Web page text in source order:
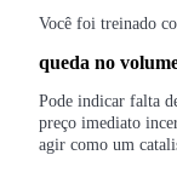
Copiar Trading
Você foi treinado
queda no
Pode indicar falta
preço imediato
agir como um